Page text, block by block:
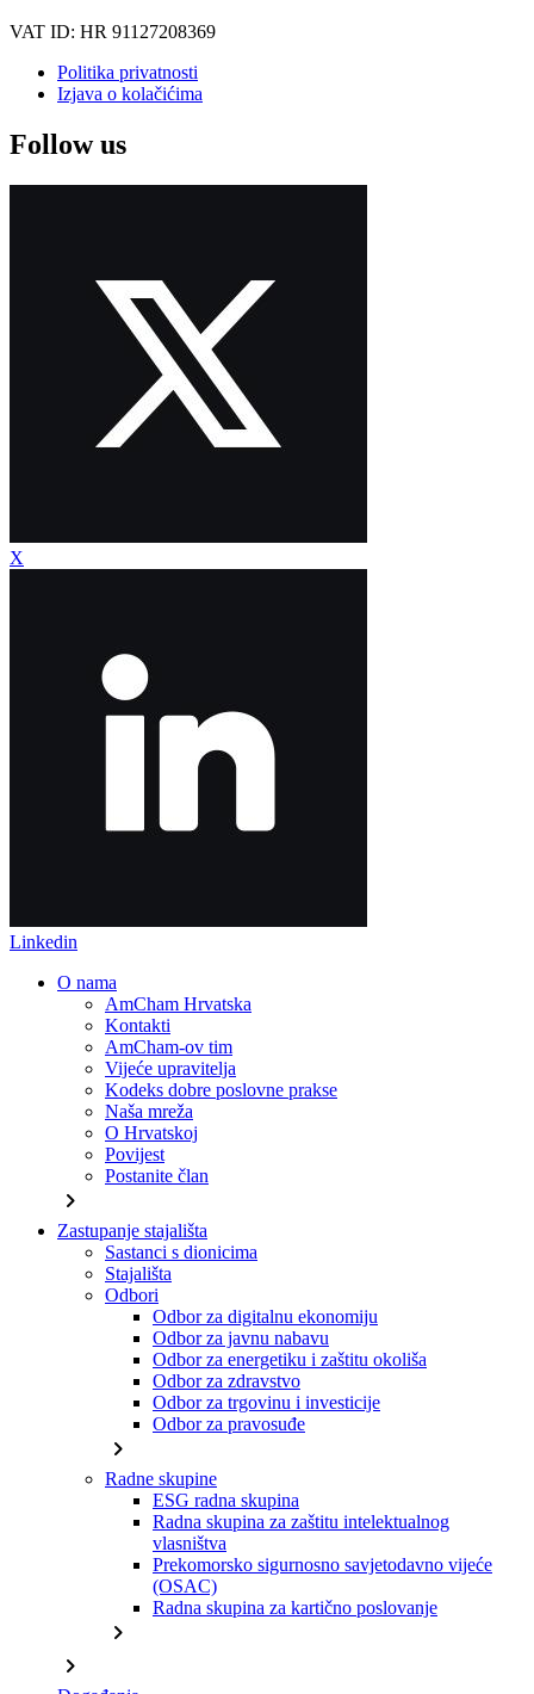
VAT ID: HR 91127208369
Politika privatnosti
Izjava o kolačićima
Follow us
X
Linkedin
O nama
AmCham Hrvatska
Kontakti
AmCham-ov tim
Vijeće upravitelja
Kodeks dobre poslovne prakse
Naša mreža
O Hrvatskoj
Povijest
Postanite član
chevron_right
Zastupanje stajališta
Sastanci s dionicima
Stajališta
Odbori
Odbor za digitalnu ekonomiju
Odbor za javnu nabavu
Odbor za energetiku i zaštitu okoliša
Odbor za zdravstvo
Odbor za trgovinu i investicije
Odbor za pravosuđe
chevron_right
Radne skupine
ESG radna skupina
Radna skupina za zaštitu intelektualnog
vlasništva
Prekomorsko sigurnosno savjetodavno vijeće
(OSAC)
Radna skupina za kartično poslovanje
chevron_right
chevron_right